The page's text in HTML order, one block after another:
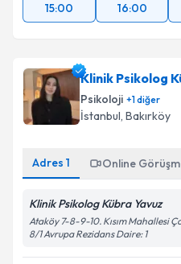
15:00
16:00
Klinik Psikolog
Psikoloji +1diğer
İstanbul, Bakırköy
Adres 1 Online
Klinik Psikolog Kübra Yavuz
Ataköy 7-8-9-10. Kısım Mahallesi
8/1 Avrupa Rezidans Daire: 1